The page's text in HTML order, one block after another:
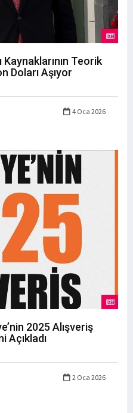
Kaynaklarının Teorik
Doları Aşıyor
4 Oca 2026
2025 Alışveriş
Açıkladı
2 Oca 2026